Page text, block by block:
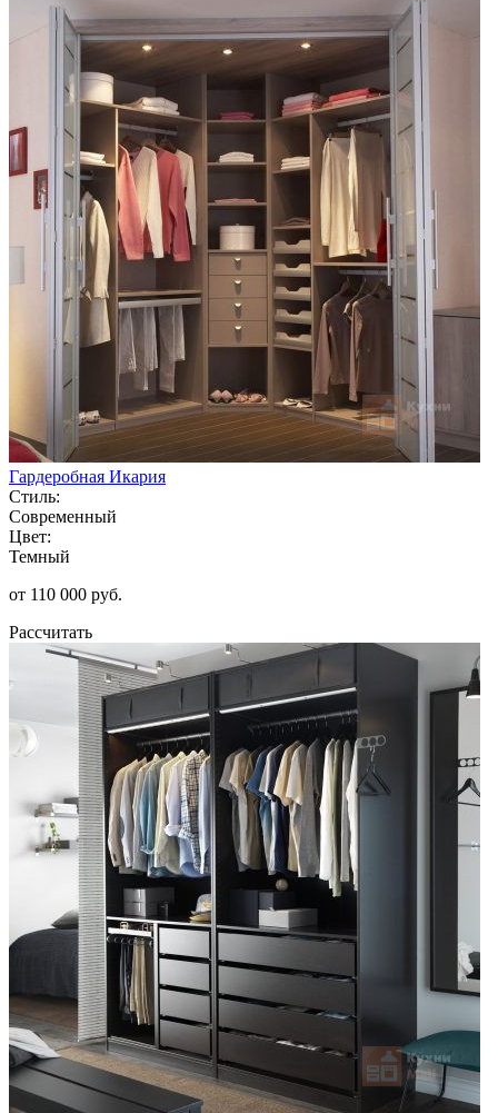
Гардеробная Икария
Стиль:
Современный
Цвет:
Темный
от 110 000 руб.
Рассчитать